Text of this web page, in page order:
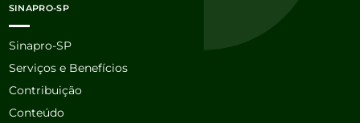
SINAPRO-SP
Sinapro-SP
Serviços e Benefícios
Contribuição
Conteúdo